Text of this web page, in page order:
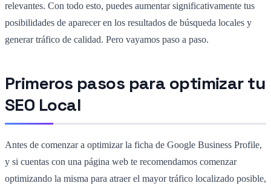
relevantes. Con todo esto, puedes aumentar significativamente tus
posibilidades de aparecer en los resultados de búsqueda locales y
generar tráfico de calidad. Pero vayamos paso a paso.
Primeros pasos para optimizar tu
SEO Local
Antes de comenzar a optimizar la ficha de Google Business Profile,
y si cuentas con una página web te recomendamos comenzar
optimizando la misma para atraer el mayor tráfico localizado posible,